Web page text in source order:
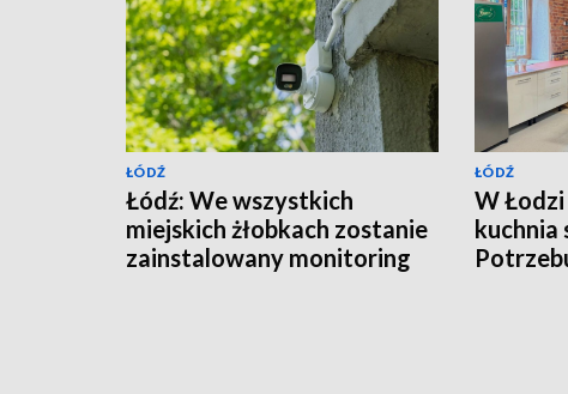
ŁÓDŹ
Łódź: We wszystkich
miejskich żłobkach zostanie
zainstalowany monitoring
ŁÓDŹ
W
kuchnia